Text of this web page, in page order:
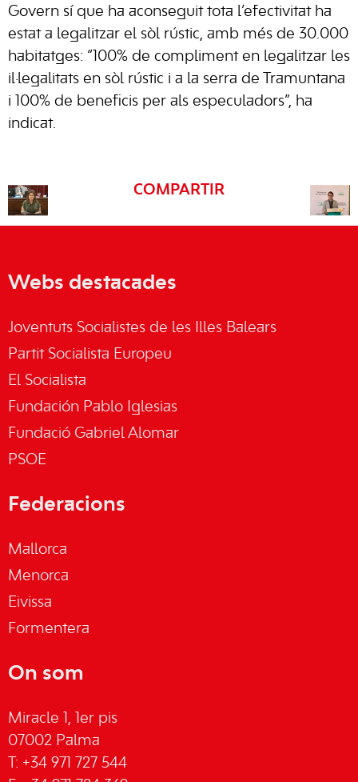
Govern sí que ha aconseguit tota l’efectivitat ha
estat a legalitzar el sòl rústic, amb més de 30.000
habitatges: “100% de compliment en legalitzar les
il·legalitats en sòl rústic i a la serra de Tramuntana
i 100% de beneficis per als especuladors”, ha
indicat.
COMPARTIR
Webs destacades
Joventuts Socialistes de les Illes Balears
Partit Socialista Europeu
El Socialista
Fundación Pablo Iglesias
Fundació Gabriel Alomar
PSOE
Federacions
Mallorca
Menorca
Eivissa
Formentera
On som
Miracle 1, 1er pis
07002 Palma
T: +34 971 727 544